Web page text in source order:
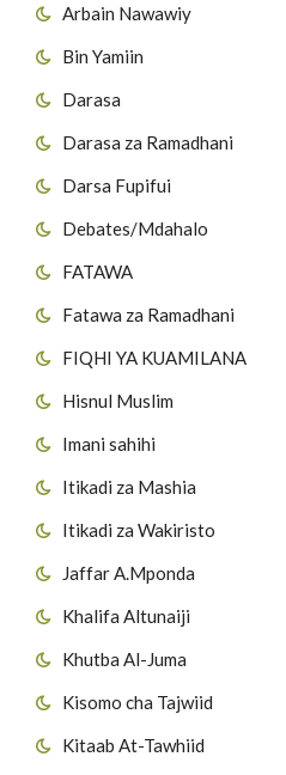
Arbain Nawawiy
Bin Yamiin
Darasa
Darasa za Ramadhani
Darsa Fupifui
Debates/Mdahalo
FATAWA
Fatawa za Ramadhani
FIQHI YA KUAMILANA
Hisnul Muslim
Imani sahihi
Itikadi za Mashia
Itikadi za Wakiristo
Jaffar A.Mponda
Khalifa Altunaiji
Khutba Al-Juma
Kisomo cha Tajwiid
Kitaab At-Tawhiid